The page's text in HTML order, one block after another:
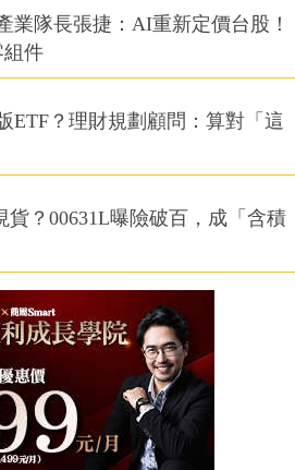
業隊長張捷：AI重新定價台股！
組件
ETF？理財規劃顧問：算對「這
貨？00631L曝險破百，成「含積